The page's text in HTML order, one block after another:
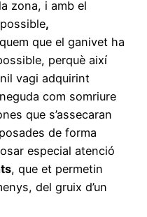
zona, i amb el
,
que el ganivet ha
perquè així
vagi adquirint
com somriure
que s’assecaran
de forma
especial atenció
, que et permetin
del gruix d’un